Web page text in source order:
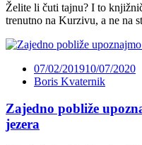
Želite li čuti tajnu? I to
trenutno na Kurzivu, a ne na
07/02/201910/07/2020
Boris Kvaternik
Zajedno pobliže
jezera